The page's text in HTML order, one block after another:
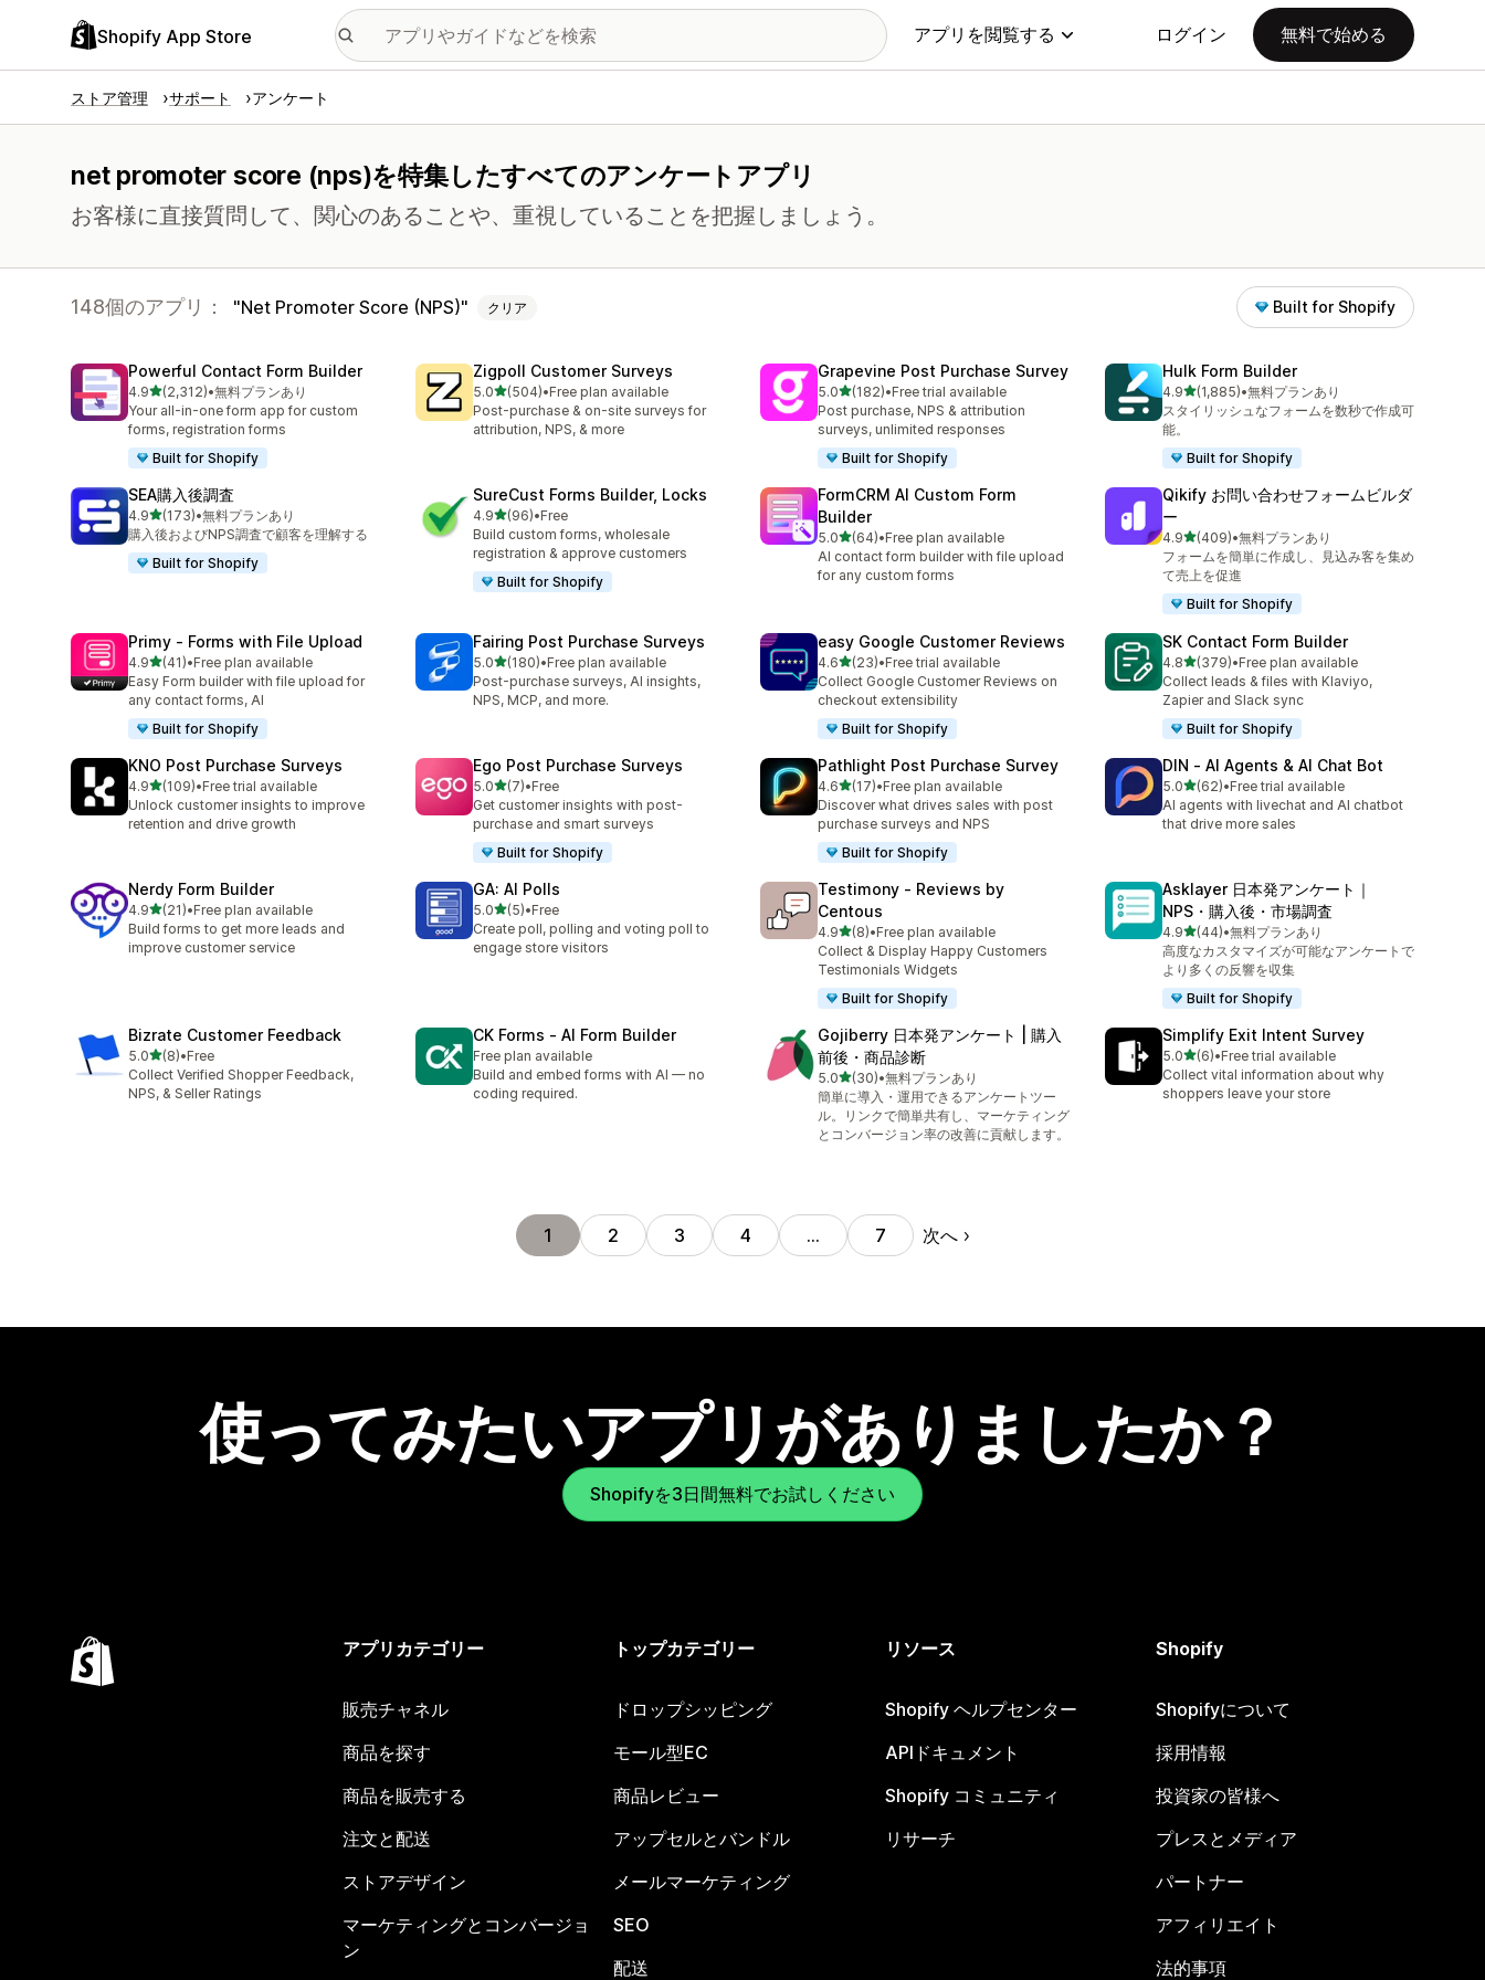
Shopify App Store アプリを閲覧する ログイン 無料で始める
ストア管理 サポート アンケート
net promoter score (nps)を特集したすべてのアンケートアプリ
お客様に直接質問して、関心のあることや、重視していることを把握しましょう。
148個のアプリ： Net Promoter Score (NPS) クリア Built for Shopify
Powerful Contact Form Builder
4.95つ星中
(2,312)
合計レビュー数：2312件
•無料プランあり
Your all-in-one form app for custom
forms, registration forms
Built for Shopify
Zigpoll Customer Surveys
5.05つ星中
(504)
合計レビュー数：504件
•Free plan available
Post-purchase & on-site surveys for
attribution, NPS, & more
Grapevine Post Purchase Survey
5.05つ星中
(182)
合計レビュー数：182件
•Free trial available
Post purchase, NPS & attribution
surveys, unlimited responses
Built for Shopify
Hulk Form Builder
4.95つ星中
(1,885)
合計レビュー数：1885件
•無料プランあり
スタイリッシュなフォームを数秒で作成可
能。
Built for Shopify
SEA購入後調査
4.95つ星中
(173)
合計レビュー数：173件
•無料プランあり
購入後およびNPS調査で顧客を理解する
Built for Shopify
SureCust Forms Builder, Locks
4.95つ星中
(96)
合計レビュー数：96件
•Free
Build custom forms, wholesale
registration & approve customers
Built for Shopify
FormCRM AI Custom Form
Builder
5.05つ星中
(64)
合計レビュー数：64件
•Free plan available
AI contact form builder with file upload
for any custom forms
Qikify お問い合わせフォームビルダ
ー
4.95つ星中
(409)
合計レビュー数：409件
•無料プランあり
フォームを簡単に作成し、見込み客を集め
て売上を促進
Built for Shopify
Primy ‑ Forms with File Upload
4.95つ星中
(41)
合計レビュー数：41件
•Free plan available
Easy Form builder with file upload for
any contact forms, AI
Built for Shopify
Fairing Post Purchase Surveys
5.05つ星中
(180)
合計レビュー数：180件
•Free plan available
Post-purchase surveys, AI insights,
NPS, MCP, and more.
easy Google Customer Reviews
4.65つ星中
(23)
合計レビュー数：23件
•Free trial available
Collect Google Customer Reviews on
checkout extensibility
Built for Shopify
SK Contact Form Builder
4.85つ星中
(379)
合計レビュー数：379件
•Free plan available
Collect leads & files with Klaviyo,
Zapier and Slack sync
Built for Shopify
KNO Post Purchase Surveys
4.95つ星中
(109)
合計レビュー数：109件
•Free trial available
Unlock customer insights to improve
retention and drive growth
Ego Post Purchase Surveys
5.05つ星中
(7)
合計レビュー数：7件
•Free
Get customer insights with post-
purchase and smart surveys
Built for Shopify
Pathlight Post Purchase Survey
4.65つ星中
(17)
合計レビュー数：17件
•Free plan available
Discover what drives sales with post
purchase surveys and NPS
Built for Shopify
DIN ‑ AI Agents & AI Chat Bot
5.05つ星中
(62)
合計レビュー数：62件
•Free trial available
AI agents with livechat and AI chatbot
that drive more sales
Nerdy Form Builder
4.95つ星中
(21)
合計レビュー数：21件
•Free plan available
Build forms to get more leads and
improve customer service
GA: AI Polls
5.05つ星中
(5)
合計レビュー数：5件
•Free
Create poll, polling and voting poll to
engage store visitors
Testimony ‑ Reviews by
Centous
4.95つ星中
(8)
合計レビュー数：8件
•Free plan available
Collect & Display Happy Customers
Testimonials Widgets
Built for Shopify
Asklayer 日本発アンケート｜
NPS・購入後・市場調査
4.95つ星中
(44)
合計レビュー数：44件
•無料プランあり
高度なカスタマイズが可能なアンケートで
より多くの反響を収集
Built for Shopify
Bizrate Customer Feedback
5.05つ星中
(8)
合計レビュー数：8件
•Free
Collect Verified Shopper Feedback,
NPS, & Seller Ratings
CK Forms ‑ AI Form Builder
Free plan available
Build and embed forms with AI — no
coding required.
Gojiberry 日本発アンケート | 購入
前後・商品診断
5.05つ星中
(30)
合計レビュー数：30件
•無料プランあり
簡単に導入・運用できるアンケートツー
ル。リンクで簡単共有し、マーケティング
とコンバージョン率の改善に貢献します。
Simplify Exit Intent Survey
5.05つ星中
(6)
合計レビュー数：6件
•Free trial available
Collect vital information about why
shoppers leave your store
1 2 3 4 … 7 次へ
使ってみたいアプリがありましたか？
Shopifyを3日間無料でお試しください
アプリカテゴリー
販売チャネル
商品を探す
商品を販売する
注文と配送
ストアデザイン
マーケティングとコンバージョ
ン
トップカテゴリー
ドロップシッピング
モール型EC
商品レビュー
アップセルとバンドル
メールマーケティング
SEO
配送
リソース
Shopify ヘルプセンター
APIドキュメント
Shopify コミュニティ
リサーチ
Shopify
Shopifyについて
採用情報
投資家の皆様へ
プレスとメディア
パートナー
アフィリエイト
法的事項